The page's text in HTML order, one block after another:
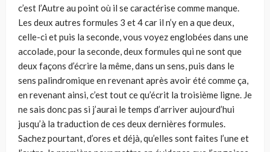
c’est l’Autre au point où il se caractérise comme manque.
Les deux autres formules 3 et 4 car il n’y en a que deux,
celle-ci et puis la seconde, vous voyez englobées dans une
accolade, pour la seconde, deux formules qui ne sont que
deux façons d’écrire la même, dans un sens, puis dans le
sens palindromique en revenant après avoir été comme ça,
en revenant ainsi, c’est tout ce qu’écrit la troisième ligne. Je
ne sais donc pas si j’aurai le temps d’arriver aujourd’hui
jusqu’à la traduction de ces deux dernières formules.
Sachez pourtant, d’ores et déjà, qu’elles sont faites l’une et